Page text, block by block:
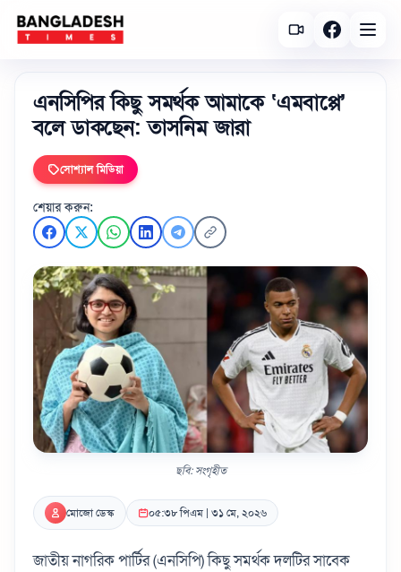
এনসিপির কিছু সমর্থক আমাকে ‘এমবাপ্পে’
বলে ডাকছেন: তাসনিম জারা
সোশ্যাল মিডিয়া
শেয়ার করুন:
ছবি: সংগৃহীত
মোজো ডেস্ক ০৫:৩৮ পিএম | ৩১ মে, ২০২৬
জাতীয় নাগরিক পার্টির (এনসিপি) কিছু সমর্থক দলটির সাবেক